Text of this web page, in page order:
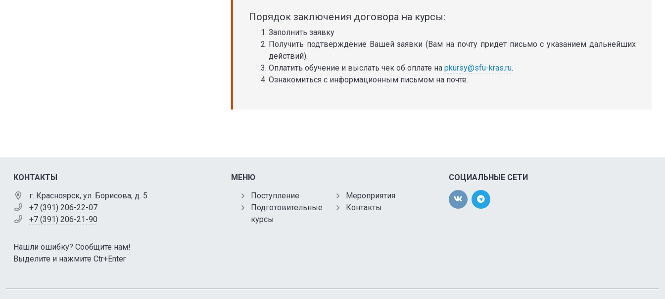
Порядок заключения договора на курсы:
Заполнить заявку
Получить подтверждение Вашей заявки (Вам на почту придёт письмо с указанием дальнейших
действий).
Оплатить обучение и выслать чек об оплате на pkursy@sfu-kras.ru.
Ознакомиться с информационным письмом на почте.
КОНТАКТЫ
г. Красноярск, ул. Борисова, д. 5
+7 (391) 206-22-07
+7 (391) 206-21-90
Нашли ошибку? Сообщите нам!
Выделите и нажмите Ctr+Enter
МЕНЮ
Поступление
Мероприятия
Подготовительные
курсы
Контакты
СОЦИАЛЬНЫЕ СЕТИ